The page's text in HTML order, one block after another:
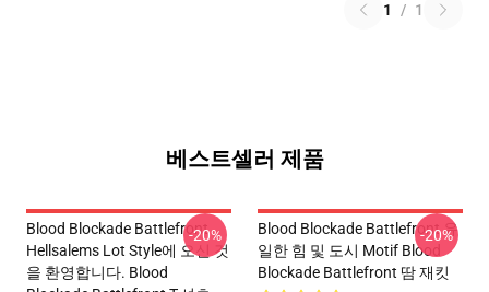
1 / 1
베스트셀러 제품
Blood Blockade Battlefront
Hellsalems Lot Style에 오신 것
을 환영합니다. Blood
-20%
Blood Blockade Battlefront 유
일한 힘 및 도시 Motif Blood
Blockade Battlefront 땀 재킷
-20%